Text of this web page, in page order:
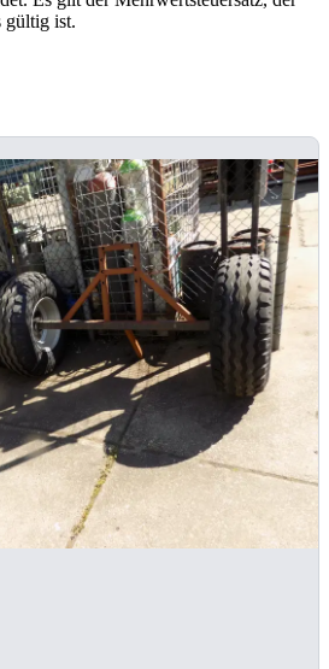
gültig ist.